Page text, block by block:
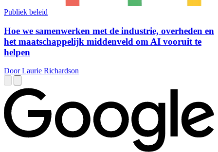
Publiek beleid
Hoe we samenwerken met de industrie, overheden en
het maatschappelijk middenveld om AI vooruit te
helpen
Door Laurie Richardson